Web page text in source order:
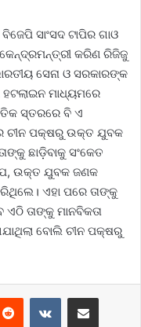
ସାଂସଦ ଟାପିର ଗାଓ
କରିଣ ରିଜିଜୁ
ସେନା ଓ ସରକାରଙ୍କ
ମାଧ୍ୟମରେ
ସ୍ତରରେ ବି ଏ
ଚୀନ ପକ୍ଷରୁ ଉକ୍ତ ଯୁବକ
ଛାଡ଼ିବାକୁ ସଂକେତ
ଉକ୍ତ ଯୁବକ ଜଣକ
ଏହା ପରେ ତାଙ୍କୁ
ତାଙ୍କୁ ମାନବିକତା
ବୋଲି ଚୀନ ପକ୍ଷରୁ